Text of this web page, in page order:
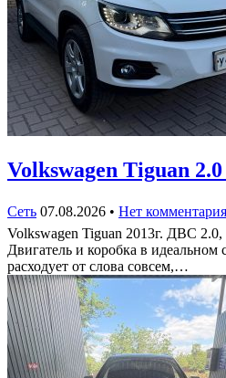
Volkswagen Tiguan
Сеть 07.08.2026 • Нет комментария
Volkswagen Tiguan 2013г. ДВС
Двигатель и коробка в идеальном
расходует от слова совсем,…